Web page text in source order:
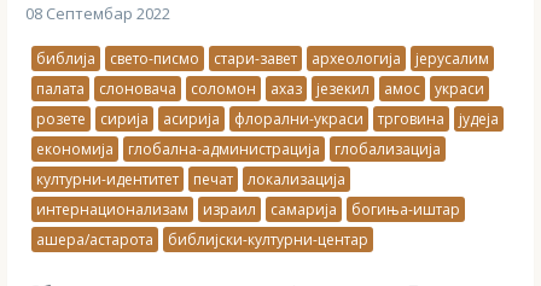
08 Септембар 2022
библија свето-писмо стари-завет археологија
јерусалим
палата
слоновача соломон ахаз језекил амос
украси
розете
сирија асирија флорални-украси трговина
јудеја
економија
глобална-администрација
глобализација
културни-идентитет
печат
локализација
интернационализам
израил самарија
богиња-иштар
ашера/астарота
библијски-културни-центар